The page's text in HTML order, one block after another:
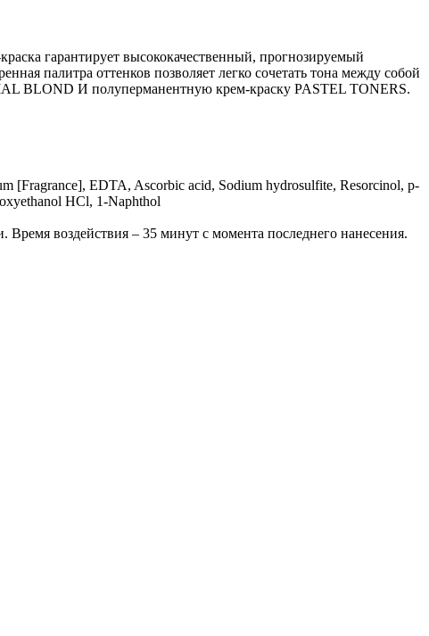
гарантирует высококачественный, прогнозируемый
палитра оттенков позволяет легко сочетать тона между собой
BLOND И полуперманентную крем-краску PASTEL TONERS.
[Fragrance], EDTA, Ascorbic acid, Sodium hydrosulfite, Resorcinol, p-
HCl, 1-Naphthol
Время воздействия – 35 минут с момента последнего нанесения.